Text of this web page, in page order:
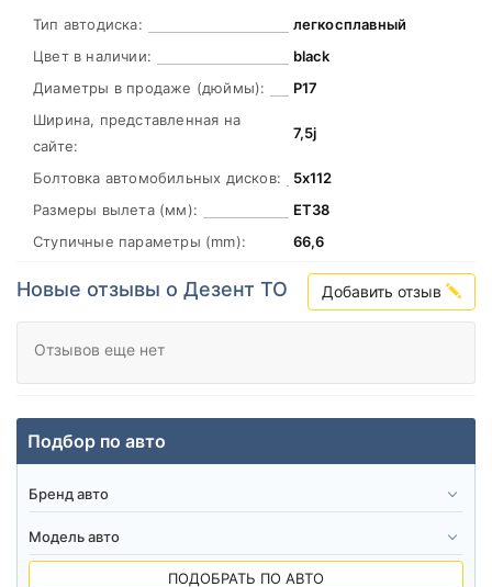
Тип автодиска:
легкосплавный
Цвет в наличии:
black
Диаметры в продаже (дюймы):
Р17
Ширина, представленная на
сайте:
7,5j
Болтовка автомобильных дисков:
5х112
Размеры вылета (мм):
ЕТ38
Ступичные параметры (mm):
66,6
Новые отзывы о Дезент TO Добавить отзыв
Отзывов еще нет
Подбор по авто
ПОДОБРАТЬ ПО АВТО